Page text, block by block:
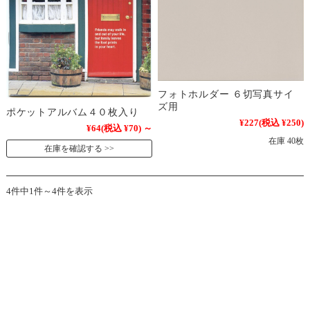
ポケットアルバム４０枚入り
¥64(税込 ¥70) ～
在庫を確認する
フォトホルダー ６切写真サイ
ズ用
¥227(税込 ¥250)
在庫 40枚
4件中1件～4件を表示